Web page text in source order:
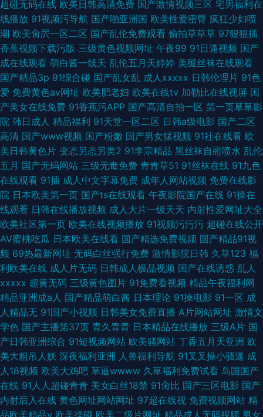
超碰无码在线 欧美日韩高清免费 国产激情视频三区 宅男福利在
线播放 91视频污导航 国产啪亚洲国 欧美性爱密臀 疯狂少妇喷
潮 欧美肏屄一区二区 国产乱伦免费观看 偷拍草草草 97狠狠插
香蕉视频下载污版 三级黄色视频网址 午夜99 91日逼视频 国产
成在线观看 萌白酱一线天 乱伦五月天婷婷 美腿丝袜在线观看
国产精品3p 91综合碰 国产乱女乱 成人xxxxx 日韩伦理片 91色
爱 免费黄色av网址 欧美肥老妇 欧美在线tv 加勒比在线视屏 国
产美女在线免费 91香蕉污APP 国产高清自拍一区 第一页草草影
院 韩日成人 精品福利 91天堂一区二区 日韩a级电影 国产二区
高清 国产www视频 国产粉嫩 国产男女猛视频 91社在线看 欧
美日韩黄色片 变态另态另类2 91李宗精品 黑丝袜自慰喷水 乱伦
五月 国产无码网站 三级无毒免费 青青草51 91丝袜在线 91九色
在线观看 91插 成人中文字幕免费 成年人网站视频 免费在线影
院 日本欧美第一页 国产ts在线观看 午夜影院国产在线 91操在
线观看 日韩在线播放视频 成人大片一级天天 内射性爱网址大全
欧美社区第一页 欧美在线视频播放 91视频污污污 超碰在线公开
AV蜜桃吃瓜 日本欧美在线看 国产精选免费视频 国产精品91视
频 69热最新网址 无码白丝强行免费 激情影院日韩 久草123 福
利欧美在线 成人片无码 日韩成人极品视频 国产在线诱惑 乱人
xxxxx 超黄无码 三级黄色图片 91免费看视频 精品午夜福利网
精品亚洲成a人 国产精品萌白酱 日本理论 91操电影 91一区 成
人精品无 91国产小视频 日韩美女免费直播 A片网站网址 激情文
学色 国产主播第37页 青久青青 日本精品在线播放 三级A片 国
产日韩亚洲综合 91短视频网站 欧美骚网站 丁香五月天亚洲 欧
美大粗吊人妖 深夜福利亚洲 人兽福利导航 91叉叉操小骚逼 成
人18视频 欧美大鸡吧 草逼wwww 久草福利免费试看 岛国国产
在线 91人人超碰青青 美女白丝18禁 91肏比 国产三区电影 国产
内射后入在线 黄色网址网站网址 97超在线视 免费视频网站 精
品欧美精品v 欧美操碰 欧美二级片网址 精品成人无码视频 男女